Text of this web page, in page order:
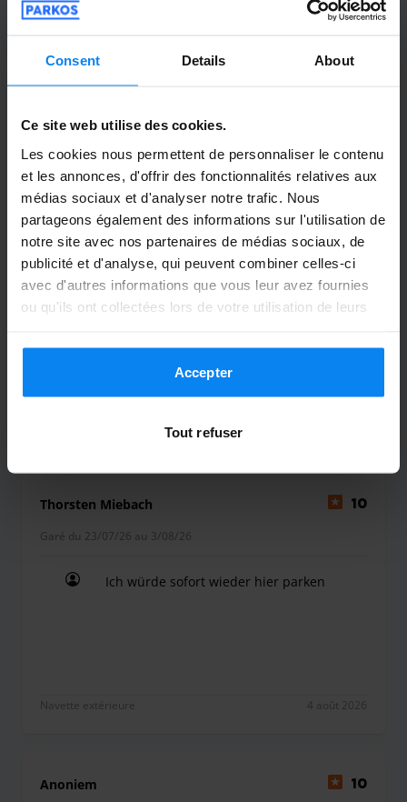
Consent Details About
Ce site web utilise des cookies.
Les cookies nous permettent de personnaliser le contenu
et les annonces, d'offrir des fonctionnalités relatives aux
médias sociaux et d'analyser notre trafic. Nous
partageons également des informations sur l'utilisation de
notre site avec nos partenaires de médias sociaux, de
publicité et d'analyse, qui peuvent combiner celles-ci
avec d'autres informations que vous leur avez fournies
ou qu'ils ont collectées lors de votre utilisation de leurs
Accepter
Tout refuser
sauber und geräumig. Der Fahrer ging
Navette extérieure
Petra Köster
Garé du 24/07/26 au 3/08/26
Alles was goed geregeld, is alleen moeilijk
te vinden in het donker. We hebben
en zijn toen netjes naar de bestemming
Alles was goed geregeld, is alleen moeilijk te
Thorsten Miebach 10
Garé du 23/07/26 au 3/08/26
Ich würde sofort wieder hier parken
Navette extérieure 4 août 2026
Anoniem 10